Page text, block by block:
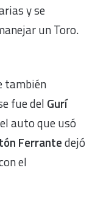
y se
un Toro.
también
fue del Gurí
auto que usó
Ferrantedejó
el